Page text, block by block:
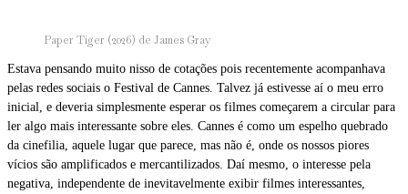
Paper Tiger (2026) de James Gray
Estava pensando muito nisso de cotações pois recentemente acompanhava
pelas redes sociais o Festival de Cannes. Talvez já estivesse aí o meu erro
inicial, e deveria simplesmente esperar os filmes começarem a circular para
ler algo mais interessante sobre eles. Cannes é como um espelho quebrado
da cinefilia, aquele lugar que parece, mas não é, onde os nossos piores
vícios são amplificados e mercantilizados. Daí mesmo, o interesse pela
negativa, independente de inevitavelmente exibir filmes interessantes,